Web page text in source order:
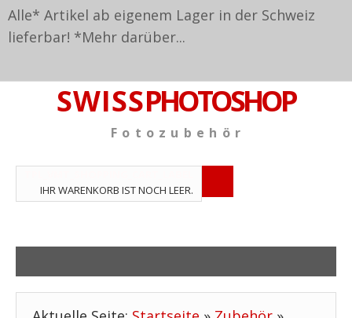
Alle* Artikel ab eigenem Lager in der Schweiz
lieferbar! *Mehr darüber...
S W I S SPHOTOSHOP
F o t o z u b e h ö r
IHR WARENKORB IST NOCH LEER.